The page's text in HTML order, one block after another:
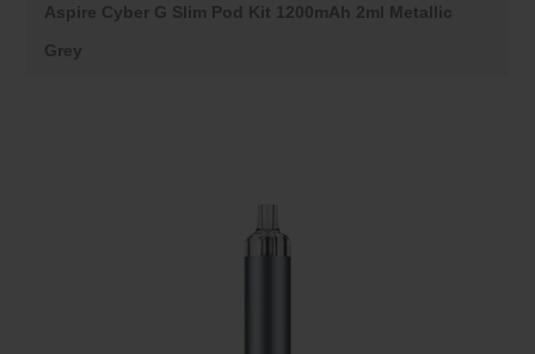
Aspire Cyber G Slim Pod Kit 1200mAh 2ml Metallic
Grey